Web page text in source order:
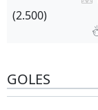
(2.500)
GOLES